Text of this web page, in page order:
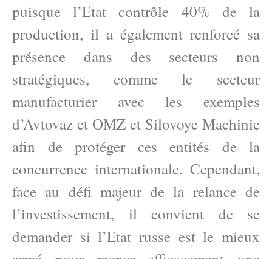
puisque l’Etat contrôle 40% de la
production, il a également renforcé sa
présence dans des secteurs non
stratégiques, comme le secteur
manufacturier avec les exemples
d’Avtovaz et OMZ et Silovoye Machinie
afin de protéger ces entités de la
concurrence internationale. Cependant,
face au défi majeur de la relance de
l’investissement, il convient de se
demander si l’Etat russe est le mieux